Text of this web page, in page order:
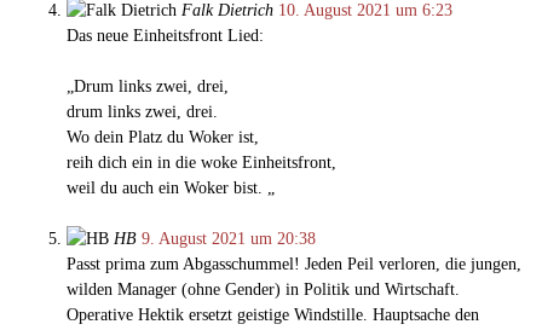
Falk Dietrich 10. August 2021 um 6:23
Das neue Einheitsfront Lied:
„Drum links zwei, drei,
drum links zwei, drei.
Wo dein Platz du Woker ist,
reih dich ein in die woke Einheitsfront,
weil du auch ein Woker bist. „
HB 9. August 2021 um 20:38
Passt prima zum Abgasschummel! Jeden Peil verloren, die jungen,
wilden Manager (ohne Gender) in Politik und Wirtschaft.
Operative Hektik ersetzt geistige Windstille. Hauptsache den